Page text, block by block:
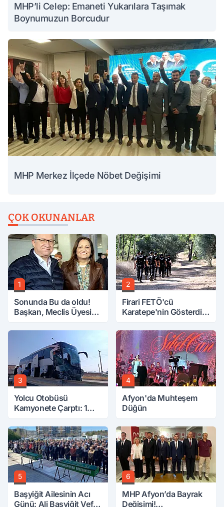
MHP’li Celep: Emaneti Yukarılara Taşımak
Boynumuzun Borcudur
MHP Merkez İlçede Nöbet Değişimi
ÇOK OKUNANLAR
1
Sonunda Bu da oldu!
Başkan, Meclis Üyesini
Attırdı
2
Firari FETÖ'cü
Karatepe'nin Gösterdiği
Aranıyor
3
Yolcu Otobüsü
Kamyonete Çarptı: 1
4
Afyon'da Muhteşem
Düğün
5
Başyiğit Ailesinin Acı
Günü: Ali Başyiğit Vefat
6
MHP Afyon’da Bayrak
Değişimi!